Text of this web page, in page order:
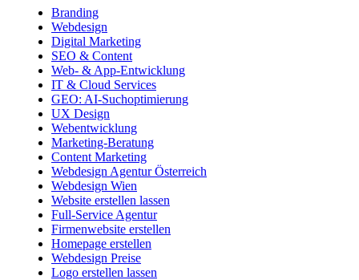
Branding
Webdesign
Digital Marketing
SEO & Content
Web- & App-Entwicklung
IT & Cloud Services
GEO: AI-Suchoptimierung
UX Design
Webentwicklung
Marketing-Beratung
Content Marketing
Webdesign Agentur Österreich
Webdesign Wien
Website erstellen lassen
Full-Service Agentur
Firmenwebsite erstellen
Homepage erstellen
Webdesign Preise
Logo erstellen lassen